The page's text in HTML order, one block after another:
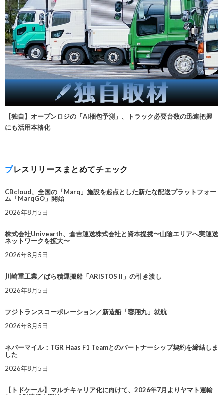
【独自】オープンロジの「AI梱包予測」、トラック必要台数の迅速把握
にも活用本格化
プレスリリースまとめてチェック
CBcloud、全国の「Marq」施設を起点とした新たな配送プラットフォー
ム「MarqGO」開始
2026年8月5日
株式会社Univearth、倉吉運送株式会社と資本提携〜山陰エリアへ実運送
ネットワークを拡大〜
2026年8月5日
川崎重工業／ばら積運搬船「ARISTOS II」の引き渡し
2026年8月5日
フジトランスコーポレーション／新造船「蓉翔丸」就航
2026年8月5日
ネバーマイル：TGR Haas F1 Teamとのパートナーシップ契約を締結しま
した
2026年8月5日
【トドケール】マルチキャリア化に向けて、2026年7月よりヤマト運輸